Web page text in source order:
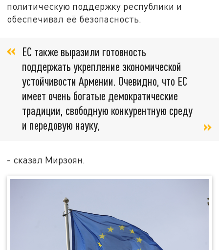
политическую поддержку республики и
обеспечивал её безопасность.
ЕС также выразили готовность
поддержать укрепление экономической
устойчивости Армении. Очевидно, что ЕС
имеет очень богатые демократические
традиции, свободную конкурентную среду
и передовую науку,
- сказал Мирзоян.